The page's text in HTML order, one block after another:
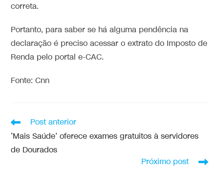
correta.
Portanto, para saber se há alguma pendência na
declaração é preciso acessar o extrato do Imposto de
Renda pelo portal e-CAC.
Fonte: Cnn
Post anterior
‘Mais Saúde’ oferece exames gratuitos à servidores
de Dourados
Próximo post